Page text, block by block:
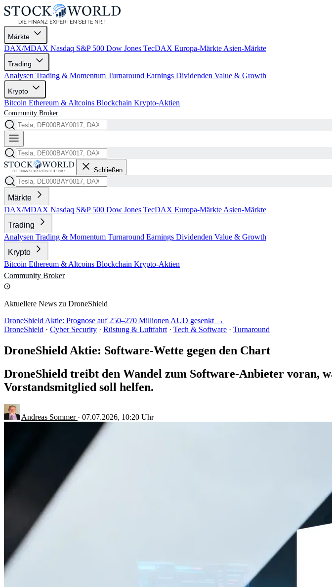
Märkte
DAX/MDAX Nasdaq S&P 500 Dow Jones TecDAX Europa-Märkte Asien-Märkte
Trading
Analysen Trading & Momentum Turnaround Earnings Dividenden Value & Growth
Krypto
Bitcoin Ethereum & Altcoins Blockchain Krypto-Aktien
Community Broker
Schließen
Märkte
DAX/MDAX Nasdaq S&P 500 Dow Jones TecDAX Europa-Märkte Asien-Märkte
Trading
Analysen Trading & Momentum Turnaround Earnings Dividenden Value & Growth
Krypto
Bitcoin Ethereum & Altcoins Blockchain Krypto-Aktien
Community Broker
Aktuellere News zu DroneShield
DroneShield Aktie: Prognose auf 250–270 Millionen AUD gesenkt →
DroneShield · Cyber Security · Rüstung & Luftfahrt · Tech & Software · Turnaround
DroneShield Aktie: Software-Wette gegen den Chart
DroneShield treibt den Wandel zum Software-Anbieter voran,
Vorstandsmitglied soll helfen.
Andreas Sommer · 07.07.2026, 10:20 Uhr